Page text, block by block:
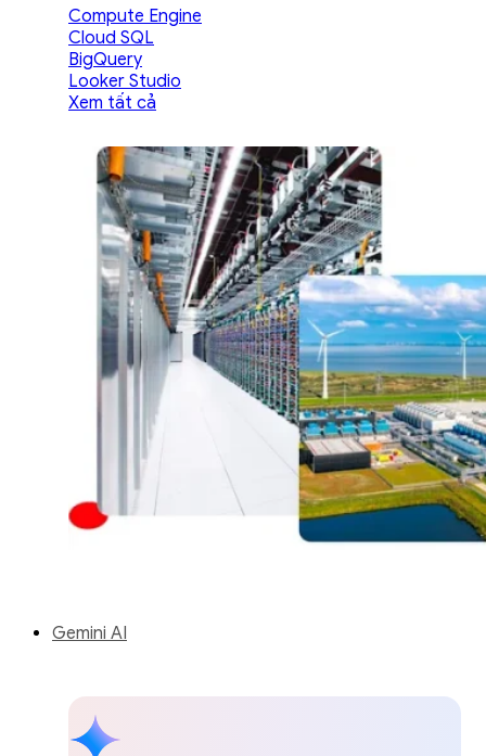
Compute Engine
Cloud SQL
BigQuery
Looker Studio
Xem tất cả
Gemini AI